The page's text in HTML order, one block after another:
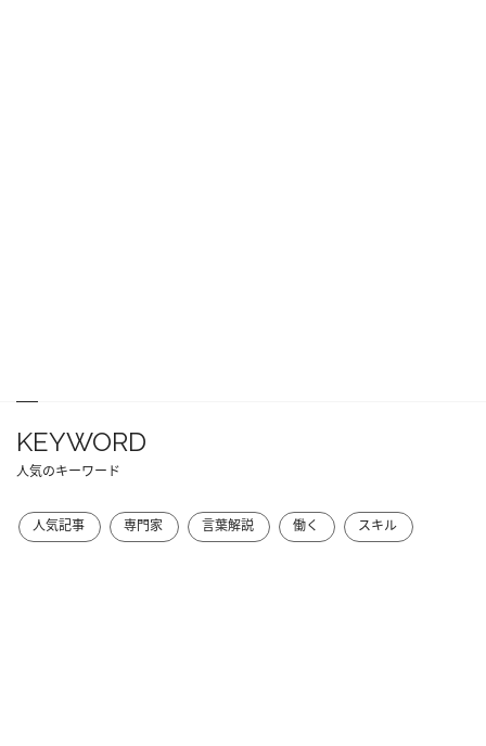
KEYWORD
人気のキーワード
人気記事 専門家 言葉解説 働く スキル